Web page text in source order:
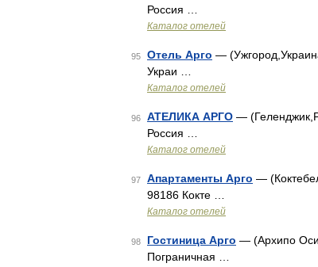
Россия …
Каталог отелей
95 Отель Арго —
Украи …
Каталог отелей
96 АТЕЛИКА АРГО —
Россия …
Каталог отелей
97 Апартаменты Арго —
98186 Кокте …
Каталог отелей
98 Гостиница Арго — (Архипо
Пограничная …